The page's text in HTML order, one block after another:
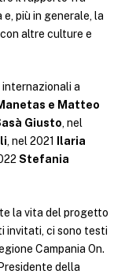
più in generale, la
altre culture e
a
e Matteo
Giusto, nel
, nel 2021
Ilaria
Stefania
la vita del progetto
invitati, ci sono testi
Campania On.
della